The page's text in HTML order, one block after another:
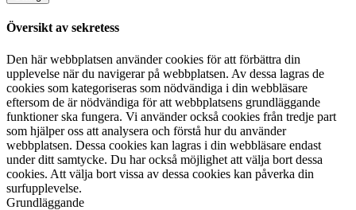
Översikt av sekretess
Den här webbplatsen använder cookies för att förbättra din
upplevelse när du navigerar på webbplatsen. Av dessa lagras de
cookies som kategoriseras som nödvändiga i din webbläsare
eftersom de är nödvändiga för att webbplatsens grundläggande
funktioner ska fungera. Vi använder också cookies från tredje part
som hjälper oss att analysera och förstå hur du använder
webbplatsen. Dessa cookies kan lagras i din webbläsare endast
under ditt samtycke. Du har också möjlighet att välja bort dessa
cookies. Att välja bort vissa av dessa cookies kan påverka din
surfupplevelse.
Grundläggande